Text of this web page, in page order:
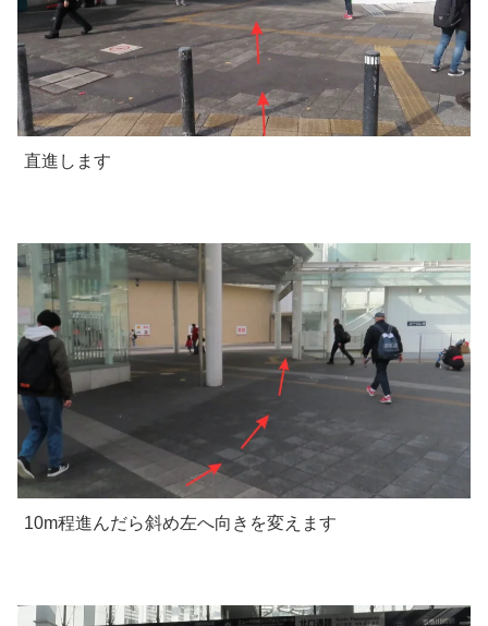
直進します
10m程進んだら斜め左へ向きを変えます